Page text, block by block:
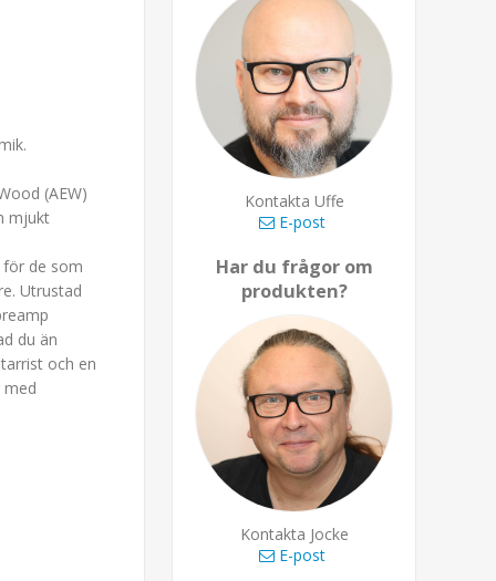
Kontakta Uffe
E-post
Har du frågor om
produkten?
Kontakta Jocke
E-post
(AEW)
mjukt
de som
Utrustad
du än
och en
med